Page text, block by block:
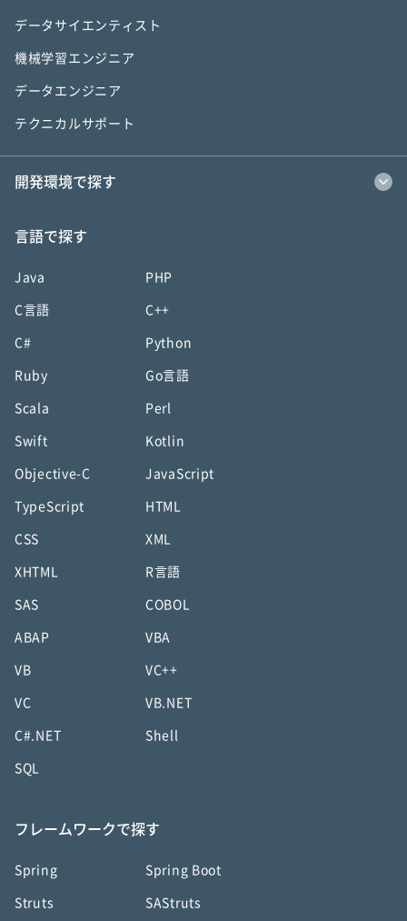
データサイエンティスト
機械学習エンジニア
データエンジニア
テクニカルサポート
開発環境で探す
言語で探す
Java PHP
C言語 C++
C# Python
Ruby Go言語
Scala Perl
Swift Kotlin
Objective-C JavaScript
TypeScript HTML
CSS XML
XHTML R言語
SAS COBOL
ABAP VBA
VB VC++
VC VB.NET
C#.NET Shell
SQL
フレームワークで探す
Spring Spring Boot
Struts SAStruts